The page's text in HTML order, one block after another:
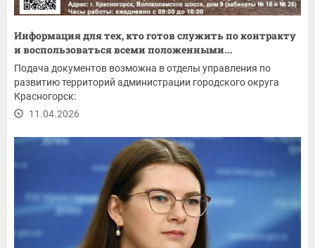
Информация для тех, кто готов служить по контракту
и воспользоваться всеми положенными...
Подача документов возможна в отделы управления по
развитию территорий администрации городского округа
Красногорск:
11.04.2026